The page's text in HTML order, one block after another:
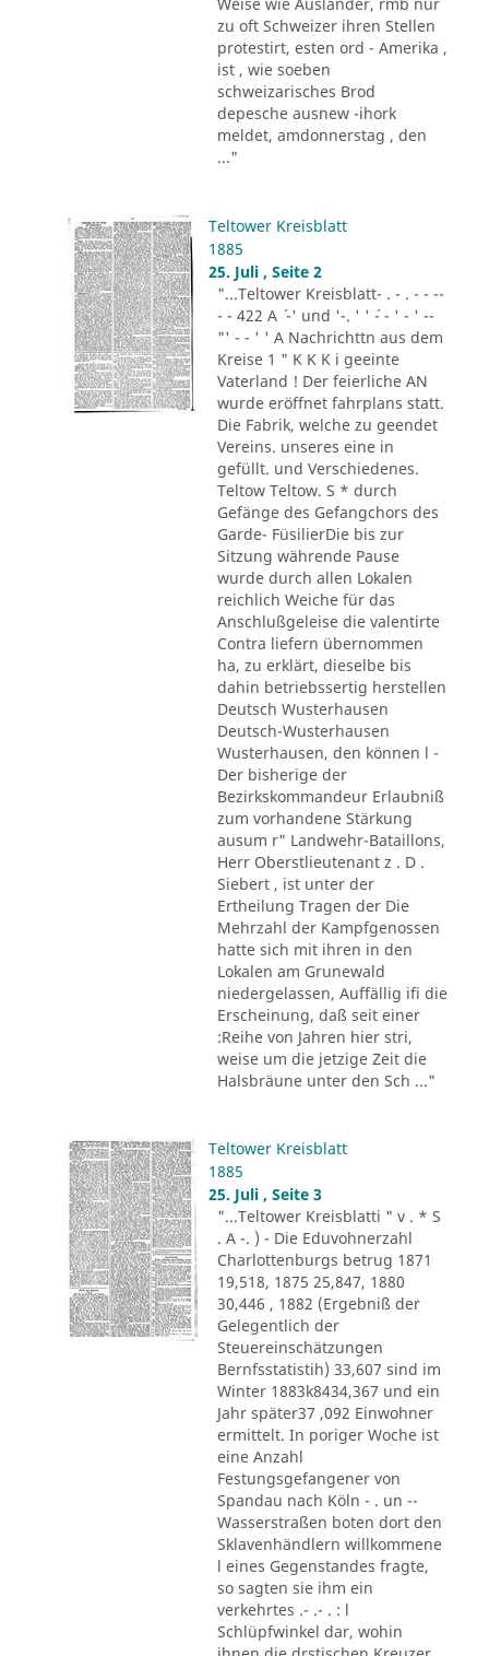
zu oft Schweizer ihren Stellen
protestirt, esten ord - Amerika ,
ist , wie soeben
schweizarisches Brod
depesche ausnew -ihork
meldet, amdonnerstag , den
..."
Teltower Kreisblatt
1885
25. Juli , Seite 2
"...Teltower Kreisblatt- . - . - - --
- - 422 A ´ -' und '-. ' ' ´- - ' - ' --
"' - - ' ' A Nachrichttn aus dem
Kreise 1 " K K K i geeinte
Vaterland ! Der feierliche AN
wurde eröffnet fahrplans statt.
Die Fabrik, welche zu geendet
Vereins. unseres eine in
gefüllt. und Verschiedenes.
Teltow Teltow. S * durch
Gefänge des Gefangchors des
Garde- FüsilierDie bis zur
Sitzung währende Pause
wurde durch allen Lokalen
reichlich Weiche für das
Anschlußgeleise die valentirte
Contra liefern übernommen
ha, zu erklärt, dieselbe bis
dahin betriebssertig herstellen
Deutsch Wusterhausen
Deutsch-Wusterhausen
Wusterhausen, den können l -
Der bisherige der
Bezirkskommandeur Erlaubniß
zum vorhandene Stärkung
ausum r" Landwehr-Bataillons,
Herr Oberstlieutenant z . D .
Siebert , ist unter der
Ertheilung Tragen der Die
Mehrzahl der Kampfgenossen
hatte sich mit ihren in den
Lokalen am Grunewald
niedergelassen, Auffällig ifi die
Erscheinung, daß seit einer
:Reihe von Jahren hier stri,
weise um die jetzige Zeit die
Halsbräune unter den Sch ..."
Teltower Kreisblatt
1885
25. Juli , Seite 3
"...Teltower Kreisblatti " v . * S
. A -. ) - Die Eduvohnerzahl
Charlottenburgs betrug 1871
19,518, 1875 25,847, 1880
30,446 , 1882 (Ergebniß der
Gelegentlich der
Steuereinschätzungen
Bernfsstatistih) 33,607 sind im
Winter 1883k8434,367 und ein
Jahr später37 ,092 Einwohner
ermittelt. In poriger Woche ist
eine Anzahl
Festungsgefangener von
Spandau nach Köln - . un --
Wasserstraßen boten dort den
Sklavenhändlern willkommene
l eines Gegenstandes fragte,
so sagten sie ihm ein
verkehrtes .- .- . : l
Schlüpfwinkel dar, wohin